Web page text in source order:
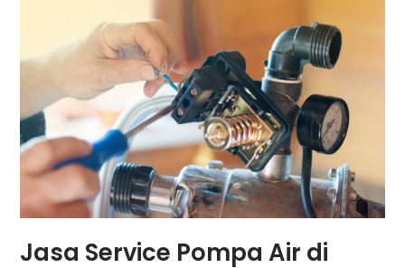
Jasa Service Pompa Air di